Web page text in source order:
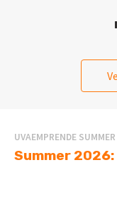
UVAEMPRENDE SUMMER
Summer